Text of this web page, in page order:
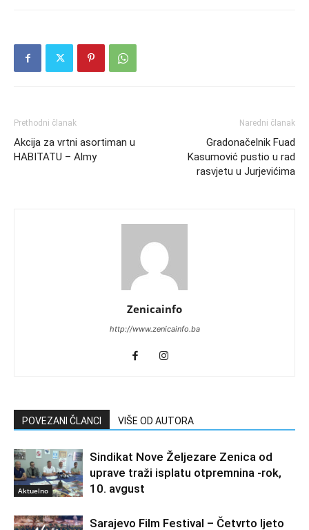
Prethodni članak
Akcija za vrtni asortiman u
HABITATU – Almy
Naredni članak
Gradonačelnik Fuad
Kasumović pustio u rad
rasvjetu u Jurjevićima
Zenicainfo
http://www.zenicainfo.ba
POVEZANI ČLANCI VIŠE OD AUTORA
Aktuelno
Sindikat Nove Željezare Zenica od
uprave traži isplatu otpremnina -rok,
10. avgust
Sarajevo Film Festival – Četvrto ljeto